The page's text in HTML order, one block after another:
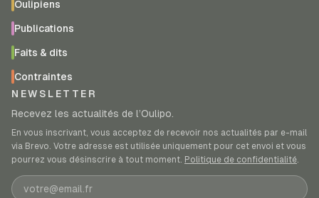
Oulipiens
Publications
Faits & dits
Contraintes
NEWSLETTER
Recevez les actualités de l’Oulipo.
En vous inscrivant, vous acceptez de recevoir nos actualités par e-mail
via Brevo. Votre adresse est utilisée uniquement pour cet envoi et vous
pourrez vous désinscrire à tout moment. Politique de confidentialité.
Adresse e-mail